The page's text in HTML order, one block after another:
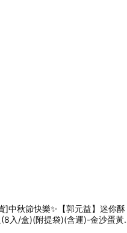
]中秋節快樂✨【郭元益】迷你酥
入/盒)(附提袋)(含運)-金沙蛋黃
奶黃酥/芋頭Q餅【墊腳石】月餅